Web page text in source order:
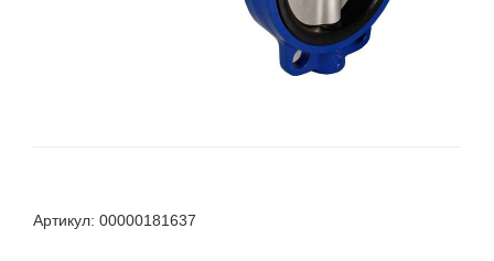
Артикул: 00000181637